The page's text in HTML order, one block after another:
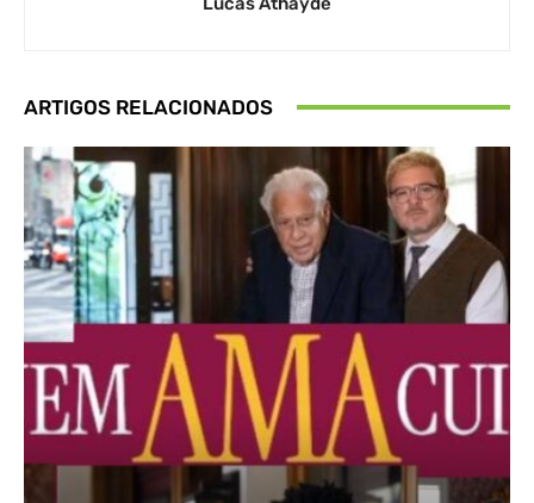
ARTIGOS RELACIONADOS